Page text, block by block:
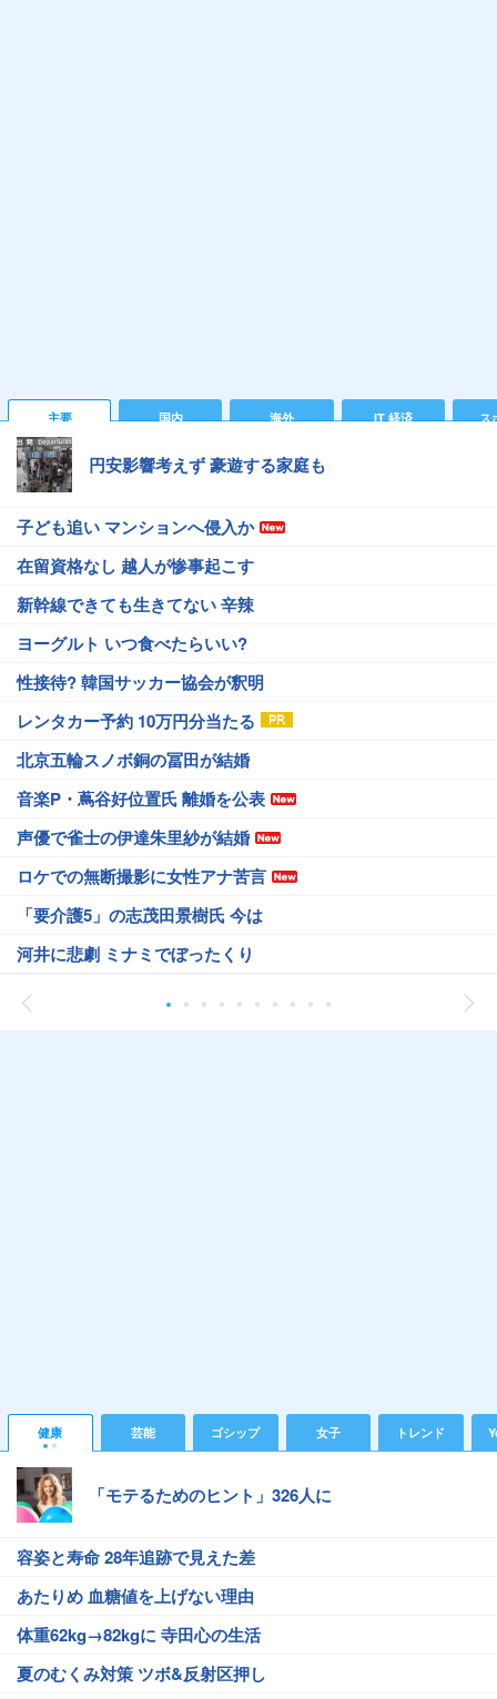
主要 国内 海外 IT 経済 ス
円安影響考えず 豪遊する家庭も
子ども追い マンションへ侵入か
在留資格なし 越人が惨事起こす
新幹線できても生きてない 辛辣
ヨーグルト いつ食べたらいい?
性接待? 韓国サッカー協会が釈明
レンタカー予約 10万円分当たる
北京五輪スノボ銅の冨田が結婚
音楽P・蔦谷好位置氏 離婚を公表
声優で雀士の伊達朱里紗が結婚
ロケでの無断撮影に女性アナ苦言
「要介護5」の志茂田景樹氏 今は
河井に悲劇 ミナミでぼったくり
健康 芸能 ゴシップ 女子 トレンド
「モテるためのヒント」326人に
容姿と寿命 28年追跡で見えた差
あたりめ 血糖値を上げない理由
体重62kg→82kgに 寺田心の生活
夏のむくみ対策 ツボ&反射区押し